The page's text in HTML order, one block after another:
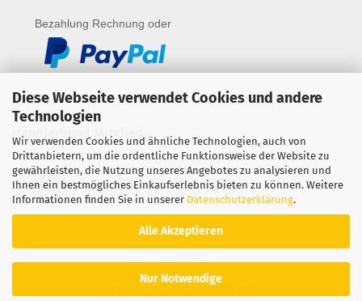
Diese Webseite verwendet Cookies und andere
Technologien
Wir verwenden Cookies und ähnliche Technologien, auch von
Drittanbietern, um die ordentliche Funktionsweise der Website zu
gewährleisten, die Nutzung unseres Angebotes zu analysieren und
Ihnen ein bestmögliches Einkaufserlebnis bieten zu können. Weitere
Informationen finden Sie in unserer Datenschutzerklärung.
Alle Akzeptieren
Nur Notwendige
Bezahlung Rechnung oder
Händlerbund Mitglied